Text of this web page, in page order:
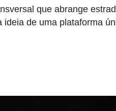
que abrange
de uma plataforma